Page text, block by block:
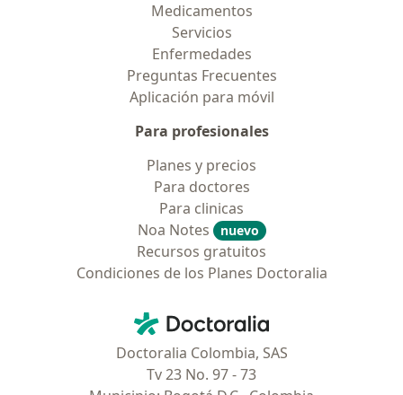
Medicamentos
Servicios
Enfermedades
Preguntas Frecuentes
Aplicación para móvil
Para profesionales
Planes y precios
Para doctores
Para clinicas
Noa Notes
nuevo
Recursos gratuitos
Condiciones de los Planes Doctoralia
Doctoralia - Página de inicio
Doctoralia Colombia, SAS
Tv 23 No. 97 - 73